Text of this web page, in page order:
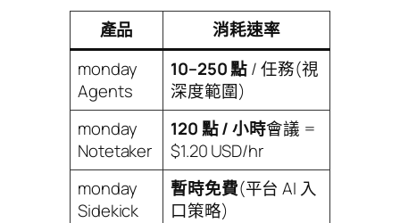
產品
消耗速率
monday
Agents
10–250 點/ 任務(視
深度範圍)
monday
Notetaker
120 點 / 小時會議 =
$1.20 USD/hr
monday
Sidekick
暫時免費(平台 AI 入
口策略)